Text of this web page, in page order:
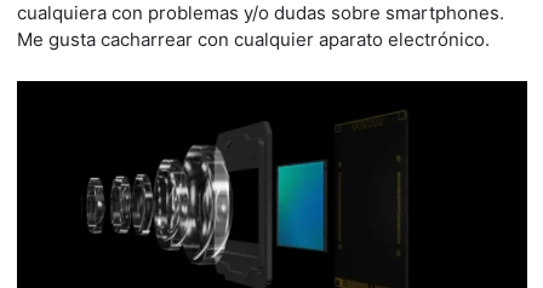
cualquiera con problemas y/o dudas sobre smartphones.
Me gusta cacharrear con cualquier aparato electrónico.